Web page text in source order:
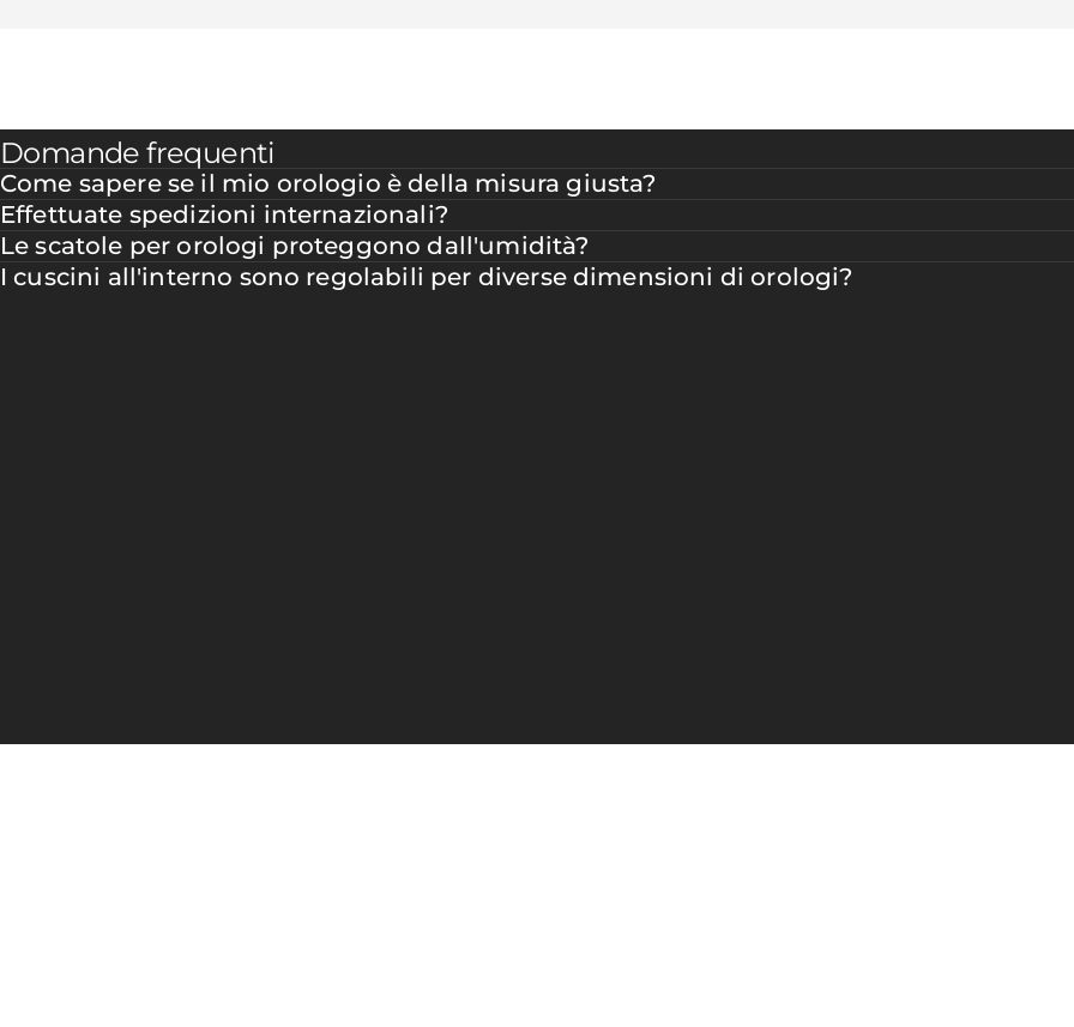
Domande frequenti
Come sapere se il mio orologio è della misura giusta?
Effettuate spedizioni internazionali?
Le scatole per orologi proteggono dall'umidità?
I cuscini all'interno sono regolabili per diverse dimensioni di orologi?